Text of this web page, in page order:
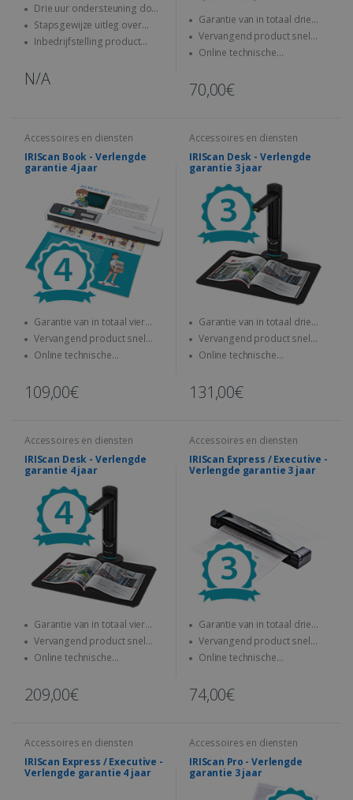
Drie uur ondersteuning door
een expert
Stapsgewijze uitleg over
gebruik IRIS product
Inbedrijfstelling product
N/A
Garantie van in totaal drie
jaarVervangend product snel
verzonden
Online technische
70,00€
Accessoires en diensten
IRIScan Book - Verlengde
garantie 4 jaar
Garantie van in totaal vier
jaarVervangend product snel
verzonden
Online technische
109,00€
Accessoires en diensten
IRIScan Desk - Verlengde
garantie 3 jaar
Garantie van in totaal drie
jaarVervangend product snel
verzonden
Online technische
131,00€
Accessoires en diensten
IRIScan Desk - Verlengde
garantie 4 jaar
Garantie van in totaal vier
jaarVervangend product snel
verzonden
Online technische
209,00€
Accessoires en diensten
IRIScan Express / Executive -
Verlengde garantie 3 jaar
Garantie van in totaal drie
jaarVervangend product snel
verzonden
Online technische
74,00€
Accessoires en diensten
IRIScan Express / Executive -
Verlengde garantie 4 jaar
Accessoires en diensten
IRIScan Pro - Verlengde
garantie 3 jaar